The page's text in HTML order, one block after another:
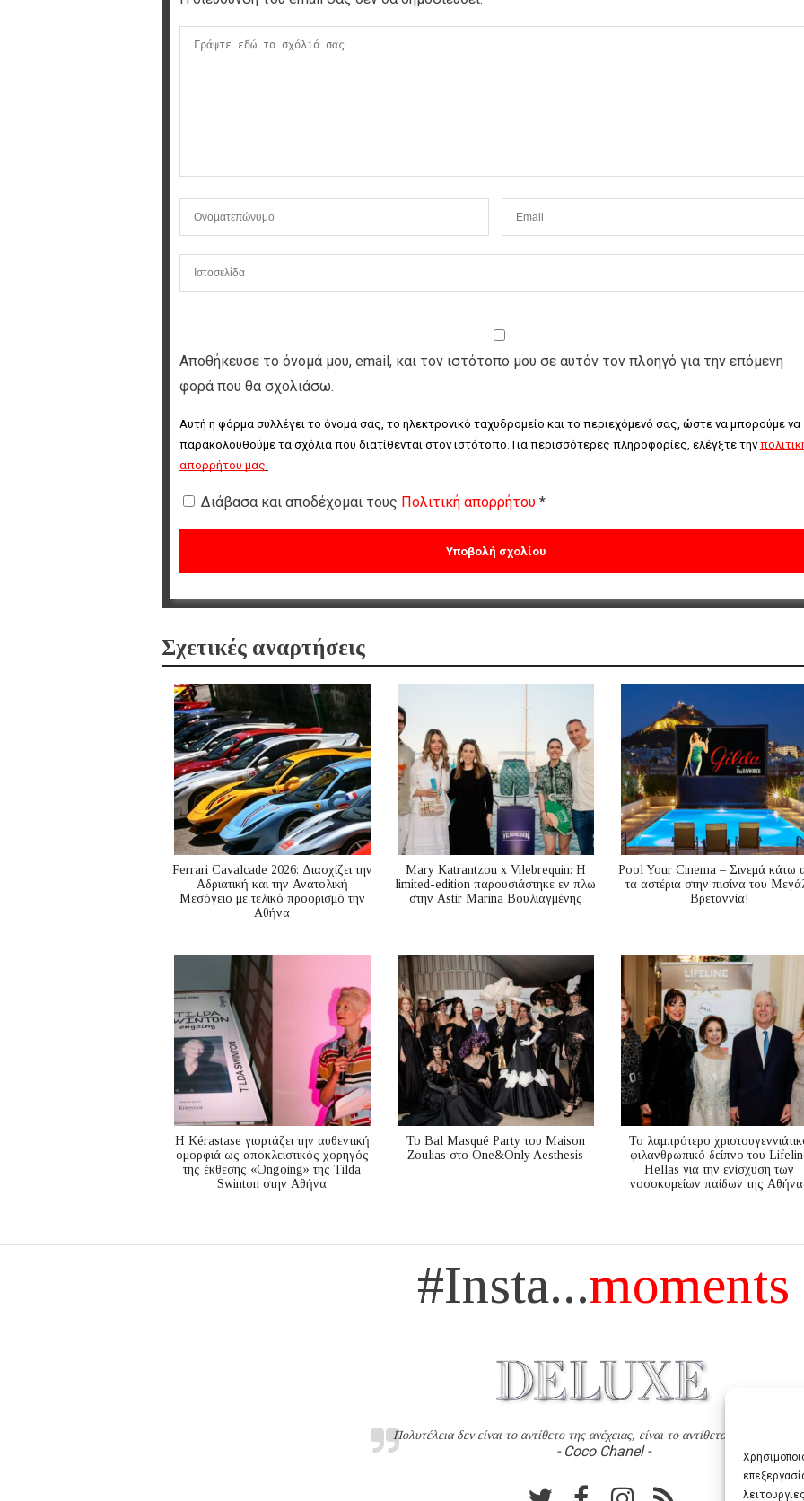
Αποθήκευσε το όνομά μου, email, και τον ιστότοπο μου σε αυτόν τον πλοηγό για την επόμενη
φορά που θα σχολιάσω.
Αυτή η φόρμα συλλέγει το όνομά σας, το ηλεκτρονικό ταχυδρομείο και το περιεχόμενό σας, ώστε να μπορούμε να
παρακολουθούμε τα σχόλια που διατίθενται στον ιστότοπο. Για περισσότερες πληροφορίες, ελέγξτε την
απορρήτου μας.
Διάβασα και αποδέχομαι τους Πολιτική απορρήτου *
Σχετικές αναρτήσεις
Ferrari Cavalcade 2026: Διασχίζει την
Αδριατική και την Ανατολική
Μεσόγειo με τελικό προορισμό την
Αθήνα
Mary Katrantzou x Vilebrequin: Η
limited-edition παρουσιάστηκε εν πλω
στην Astir Marina Βουλιαγμένης
Pool Your Cinema – Σινεμά κάτω
τα αστέρια στην πισίνα του
Βρεταννία!
Η Kérastase γιορτάζει την αυθεντική
ομορφιά ως αποκλειστικός χορηγός
της έκθεσης «Ongoing» της Tilda
Swinton στην Αθήνα
Το Bal Masqué Party του Maison
Zoulias στο One&Only Aesthesis
Το λαμπρότερο
φιλανθρωπικό δείπνο του
Hellas για την ενίσχυση των
νοσοκομείων παίδων της
#Insta...moments
Πολυτέλεια δεν είναι το αντίθετο της ανέχειας, είναι το αντίθετο της
- Coco Chanel -